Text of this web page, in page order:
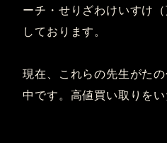
ーチ・せりざわけいすけ
しております。
現在、これらの先生がた
中です。高値買い取りをい